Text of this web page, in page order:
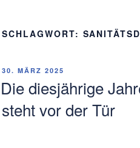
SCHLAGWORT:
VERÖFFENTLICHT
30. MÄRZ 2025
Die diesjährige
steht vor der Tür